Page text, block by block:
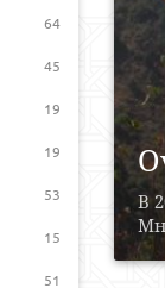
64
45
19
19
53
15
51
В